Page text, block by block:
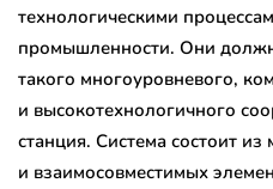
технологическими
промышленности. Они
такого многоуровневого,
и высокотехнологичного
станция. Система состоит
и взаимосовместимых